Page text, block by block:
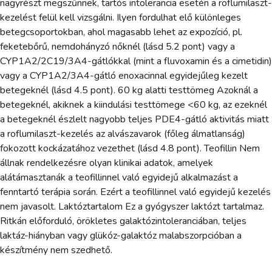
nagyrészt megszűnnek, tartós intolerancia esetén a roflumilaszt-
kezelést felül kell vizsgálni. Ilyen fordulhat elő különleges
betegcsoportokban, ahol magasabb lehet az expozíció, pl.
feketebőrű, nemdohányzó nőknél (lásd 5.2 pont) vagy a
CYP1A2/2C19/3A4-gátlókkal (mint a fluvoxamin és a cimetidin)
vagy a CYP1A2/3A4-gátló enoxacinnal egyidejűleg kezelt
betegeknél (lásd 4.5 pont). 60 kg alatti testtömeg Azoknál a
betegeknél, akiknek a kiindulási testtömege <60 kg, az ezeknél
a betegeknél észlelt nagyobb teljes PDE4-gátló aktivitás miatt
a roflumilaszt-kezelés az alvászavarok (főleg álmatlanság)
fokozott kockázatához vezethet (lásd 4.8 pont). Teofillin Nem
állnak rendelkezésre olyan klinikai adatok, amelyek
alátámasztanák a teofillinnel való egyidejű alkalmazást a
fenntartó terápia során. Ezért a teofillinnel való egyidejű kezelés
nem javasolt. Laktóztartalom Ez a gyógyszer laktózt tartalmaz.
Ritkán előforduló, örökletes galaktózintoleranciában, teljes
laktáz-hiányban vagy glükóz-galaktóz malabszorpcióban a
készítmény nem szedhető.